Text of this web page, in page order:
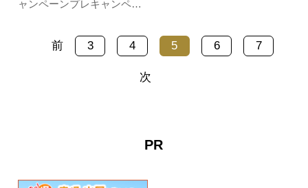
ャンペーンプレキャンペー
企画として、県内の「ふく
の駅」を訪問された方へ、
いた方々には大変申し訳ご
ざいませんが、ご理解のほ
前 3 4 5 6 7
次
PR